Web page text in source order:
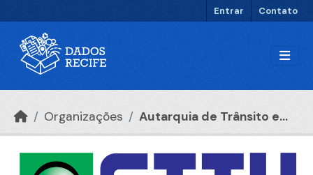
Entrar Contato
Organizações Autarquia de Trânsito e...